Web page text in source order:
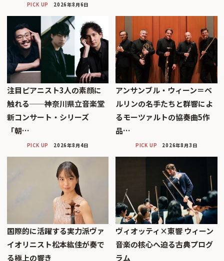
PICK UP 2026年8月6日
注目ピアニスト3人の素顔に
触れる──神奈川県立音楽堂
新コンサート・シリーズ
「朝…
PICK UP 2026年8月4日
アンサンブル・ウィーン＝ベ
ルリンの名手たちと群響によ
るモーツァルトの協奏曲5作
品…
PICK UP 2026年8月3日
国際的に活躍する実力派ヴァ
イオリニスト松本紘佳が奏で
る極上の響き
ヴィオッティ×東響 ウィーン
音楽の核心へ迫る古典プログ
ラム